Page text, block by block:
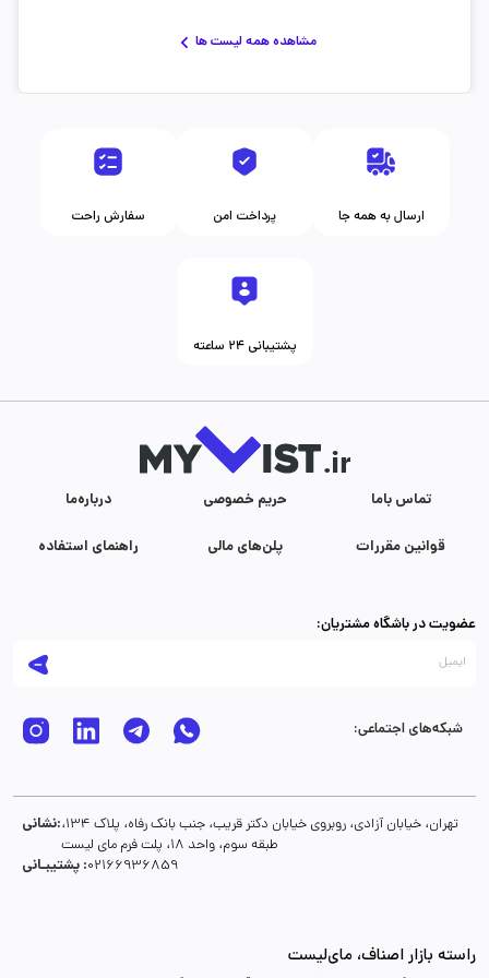
مشاهده همه لیست ها
سفارش راحت پرداخت امن ارسال به همه جا
پشتیبانی ۲۴ ساعته
درباره‌ما حریم خصوصی تماس با‌ما
راهنمای استفاده پلن‌های مالی قوانین مقررات
عضویت در باشگاه مشتریان:
شبکه‌های اجتماعی:
نشانی:تهران، خیابان آزادی، روبروی خیابان دکتر قریب، جنب بانک رفاه، پلاک 134،
طبقه سوم، واحد 18، پلت فرم مای لیست
پشتیبـانی :02166936859
راسته بازار اصناف، مای‌لیست